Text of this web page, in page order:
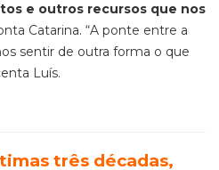
e outros recursos que nos
Catarina. “A ponte entre a
sentir de outra forma o que
Luís.
três décadas,